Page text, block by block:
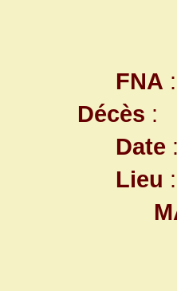
FNA
Décès :
Date
Lieu :